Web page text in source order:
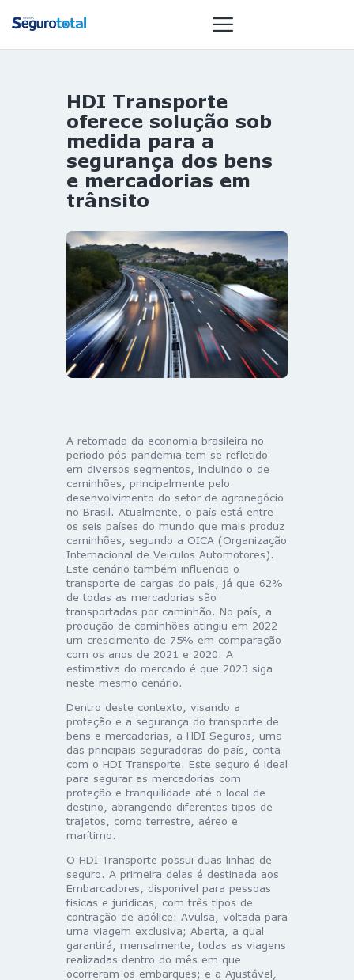
NOTÍCIAS
REVISTA
ESPECIAIS
GAIVOTA DE
OURO
ST SUMMIT
MULHERES
GESTORAS
HOMEST
HOME
HDI Transporte
oferece solução sob
medida para a
segurança dos bens
e mercadorias em
trânsito
A retomada da economia brasileira no
período pós-pandemia tem se refletido
em diversos segmentos, incluindo o de
caminhões, principalmente pelo
desenvolvimento do setor de agronegócio
no Brasil. Atualmente, o país está entre
os seis países do mundo que mais produz
caminhões, segundo a OICA (Organização
Internacional de Veículos Automotores).
Este cenário também influencia o
transporte de cargas do país, já que 62%
de todas as mercadorias são
transportadas por caminhão. No país, a
produção de caminhões atingiu em 2022
um crescimento de 75% em comparação
com os anos de 2021 e 2020. A
estimativa do mercado é que 2023 siga
neste mesmo cenário.
Dentro deste contexto, visando a
proteção e a segurança do transporte de
bens e mercadorias, a HDI Seguros, uma
das principais seguradoras do país, conta
com o HDI Transporte. Este seguro é ideal
para segurar as mercadorias com
proteção e tranquilidade até o local de
destino, abrangendo diferentes tipos de
trajetos, como terrestre, aéreo e
marítimo.
O HDI Transporte possui duas linhas de
seguro. A primeira delas é destinada aos
Embarcadores, disponível para pessoas
físicas e jurídicas, com três tipos de
contração de apólice: Avulsa, voltada para
uma viagem exclusiva; Aberta, a qual
garantirá, mensalmente, todas as viagens
realizadas dentro do mês em que
ocorreram os embarques; e a Ajustável,